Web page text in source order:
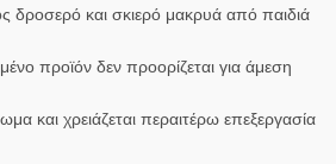
δροσερό και σκιερό μακρυά από παιδιά
προϊόν δεν προορίζεται για άμεση
και χρειάζεται περαιτέρω επεξεργασία